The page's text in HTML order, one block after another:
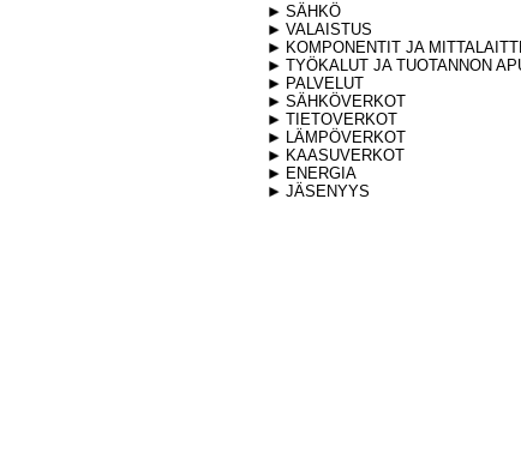
SÄHKÖ
VALAISTUS
KOMPONENTIT JA
TYÖKALUT JA TUOTANNON
PALVELUT
SÄHKÖVERKOT
TIETOVERKOT
LÄMPÖVERKOT
KAASUVERKOT
ENERGIA
JÄSENYYS